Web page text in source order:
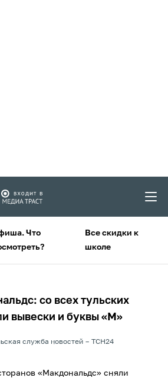
Что
Все скидки к
школе
со всех тульских
вывески и буквы «М»
служба новостей ТСН24
«Макдональдс» сняли